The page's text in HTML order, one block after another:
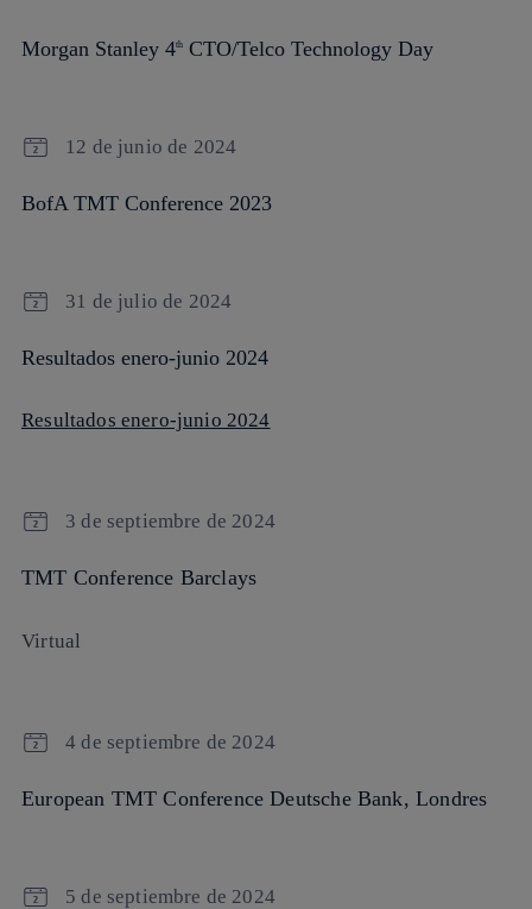
Morgan Stanley 4th CTO/Telco Technology Day
12 de junio de 2024
BofA TMT Conference 2023
31 de julio de 2024
Resultados enero-junio 2024
Resultados enero-junio 2024
3 de septiembre de 2024
TMT Conference Barclays
Virtual
4 de septiembre de 2024
European TMT Conference Deutsche Bank, Londres
5 de septiembre de 2024